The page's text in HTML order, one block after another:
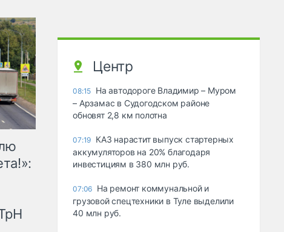
Центр
08:15 На автодороге Владимир – Муром
– Арзамас в Судогодском районе
обновят 2,8 км полотна
07:19 КАЗ нарастит выпуск стартерных
аккумуляторов на 20% благодаря
инвестициям в 380 млн руб.
07:06 На ремонт коммунальной и
грузовой спецтехники в Туле выделили
40 млн руб.